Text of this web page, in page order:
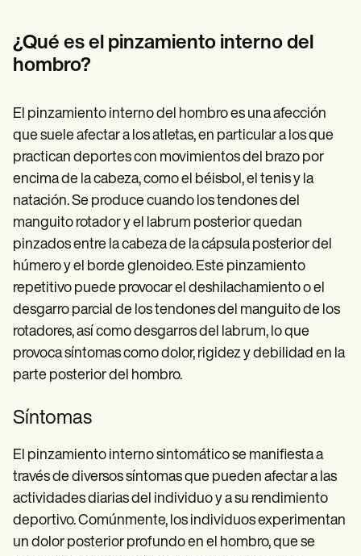
Demos
Training Hub
Webinars
Pricing
Why Carepatron?
Login
Get started
¿Qué es el pinzamiento interno del
hombro?
El pinzamiento interno del hombro es una afección
que suele afectar a los atletas, en particular a los que
practican deportes con movimientos del brazo por
encima de la cabeza, como el béisbol, el tenis y la
natación. Se produce cuando los tendones del
manguito rotador y el labrum posterior quedan
pinzados entre la cabeza de la cápsula posterior del
húmero y el borde glenoideo. Este pinzamiento
repetitivo puede provocar el deshilachamiento o el
desgarro parcial de los tendones del manguito de los
rotadores, así como desgarros del labrum, lo que
provoca síntomas como dolor, rigidez y debilidad en la
parte posterior del hombro.
Síntomas
El pinzamiento interno sintomático se manifiesta a
través de diversos síntomas que pueden afectar a las
actividades diarias del individuo y a su rendimiento
deportivo. Comúnmente, los individuos experimentan
un dolor posterior profundo en el hombro, que se